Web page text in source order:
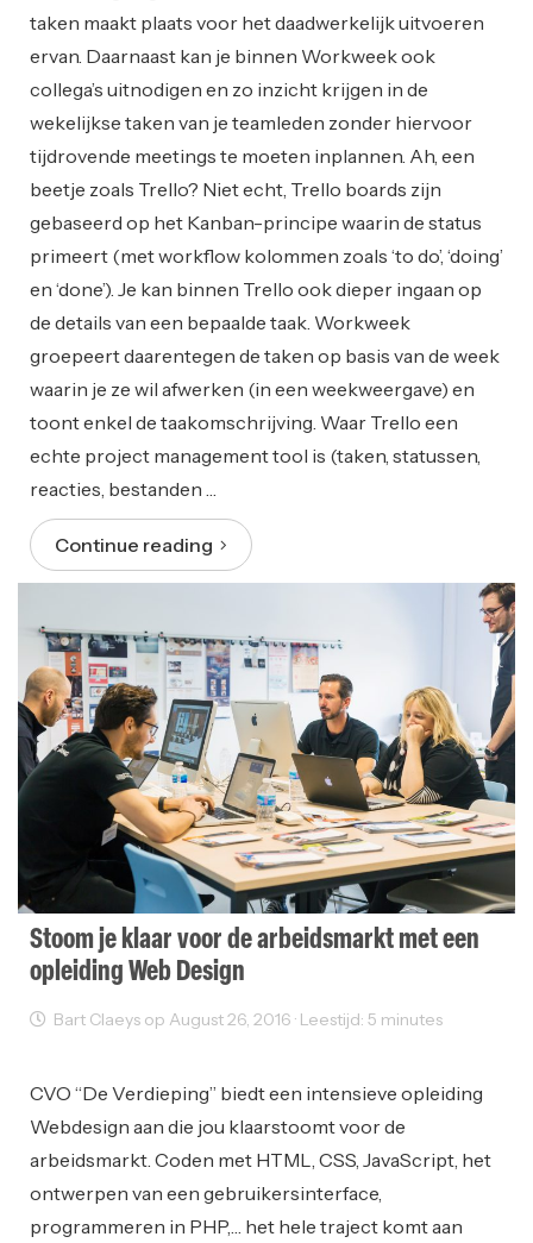
taken maakt plaats voor het daadwerkelijk uitvoeren
ervan. Daarnaast kan je binnen Workweek ook
collega’s uitnodigen en zo inzicht krijgen in de
wekelijkse taken van je teamleden zonder hiervoor
tijdrovende meetings te moeten inplannen. Ah, een
beetje zoals Trello? Niet echt, Trello boards zijn
gebaseerd op het Kanban-principe waarin de status
primeert (met workflow kolommen zoals ‘to do’, ‘doing’
en ‘done’). Je kan binnen Trello ook dieper ingaan op
de details van een bepaalde taak. Workweek
groepeert daarentegen de taken op basis van de week
waarin je ze wil afwerken (in een weekweergave) en
toont enkel de taakomschrijving. Waar Trello een
echte project management tool is (taken, statussen,
reacties, bestanden …
Continue reading
Stoom je klaar voor de arbeidsmarkt met een
opleiding Web Design
Bart Claeys op August 26, 2016 · Leestijd: 5 minutes
CVO “De Verdieping” biedt een intensieve opleiding
Webdesign aan die jou klaarstoomt voor de
arbeidsmarkt. Coden met HTML, CSS, JavaScript, het
ontwerpen van een gebruikersinterface,
programmeren in PHP,… het hele traject komt aan